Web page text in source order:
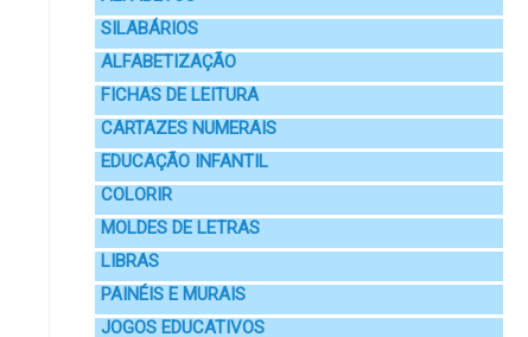
SILABÁRIOS
ALFABETIZAÇÃO
FICHAS DE LEITURA
CARTAZES NUMERAIS
EDUCAÇÃO INFANTIL
COLORIR
MOLDES DE LETRAS
LIBRAS
PAINÉIS E MURAIS
JOGOS EDUCATIVOS